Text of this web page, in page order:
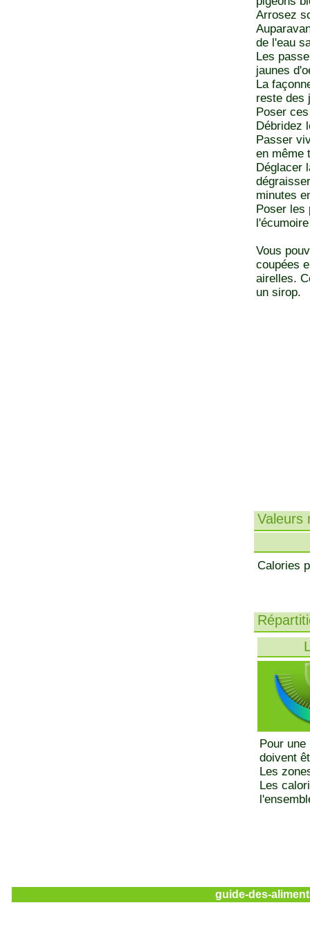
Arrosez
de l'eau
Les
jaunes
La
reste des
Poser
Débridez
Passer
en même
Déglacer
minutes
Poser les
Vous
coupées
airelles.
un sirop.
Valeurs
Calories
Pour
doivent
Les
Les
guide-des-